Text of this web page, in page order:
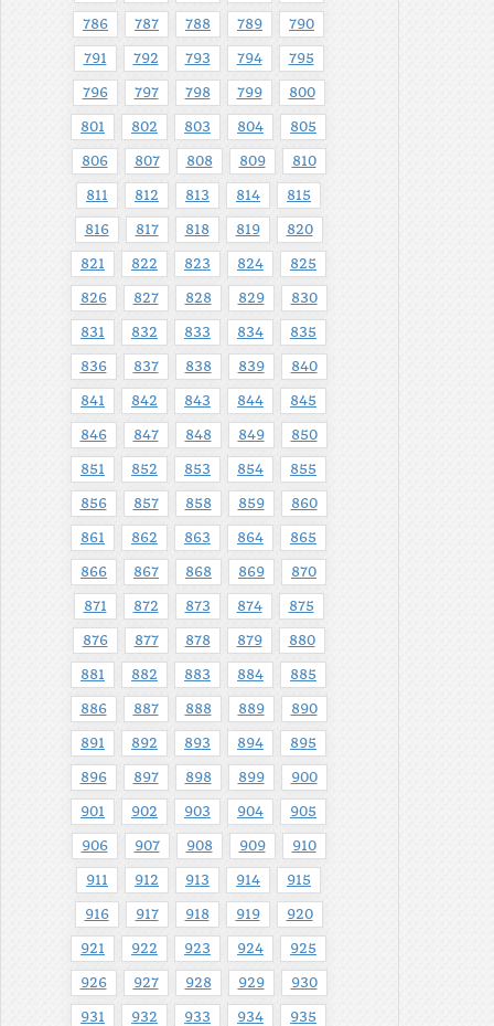
786 787 788 789 790
791 792 793 794 795
796 797 798 799 800
801 802 803 804 805
806 807 808 809 810
811 812 813 814 815
816 817 818 819 820
821 822 823 824 825
826 827 828 829 830
831 832 833 834 835
836 837 838 839 840
841 842 843 844 845
846 847 848 849 850
851 852 853 854 855
856 857 858 859 860
861 862 863 864 865
866 867 868 869 870
871 872 873 874 875
876 877 878 879 880
881 882 883 884 885
886 887 888 889 890
891 892 893 894 895
896 897 898 899 900
901 902 903 904 905
906 907 908 909 910
911 912 913 914 915
916 917 918 919 920
921 922 923 924 925
926 927 928 929 930
931 932 933 934 935